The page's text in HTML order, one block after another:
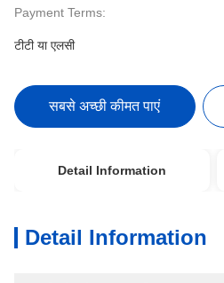
Payment Terms:
टीटी या एलसी
सबसे अच्छी कीमत पाएं
Detail Information
Detail Information